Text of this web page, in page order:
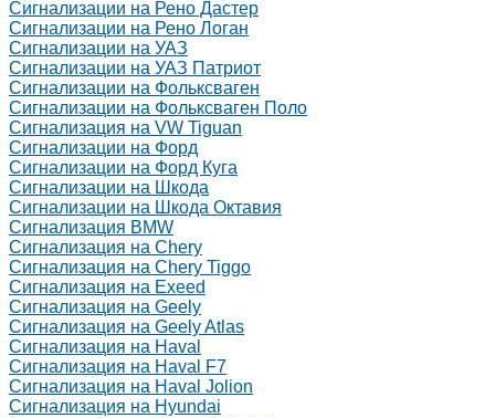
Сигнализации на Рено Дастер
Сигнализации на Рено Логан
Сигнализации на УАЗ
Сигнализации на УАЗ Патриот
Сигнализации на Фольксваген
Сигнализации на Фольксваген Поло
Сигнализация на VW Tiguan
Сигнализации на Форд
Сигнализации на Форд Куга
Сигнализации на Шкода
Сигнализации на Шкода Октавия
Сигнализация BMW
Сигнализация на Chery
Сигнализация на Chery Tiggo
Сигнализация на Exeed
Сигнализация на Geely
Сигнализация на Geely Atlas
Сигнализация на Haval
Сигнализация на Haval F7
Сигнализация на Haval Jolion
Сигнализация на Hyundai